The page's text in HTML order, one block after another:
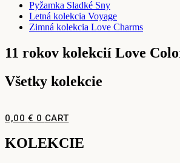
Pyžamka Sladké Sny
Letná kolekcia Voyage
Zimná kolekcia Love Charms
11 rokov kolekcií Love
Všetky kolekcie
0,00 € 0 CART
KOLEKCIE